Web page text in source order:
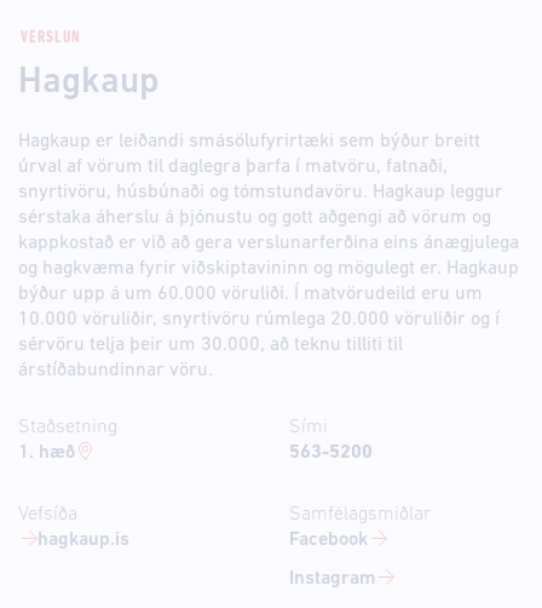
VERSLUN
Hagkaup
Hagkaup er leiðandi smásölufyrirtæki sem býður breitt
úrval af vörum til daglegra þarfa í matvöru, fatnaði,
snyrtivöru, húsbúnaði og tómstundavöru. Hagkaup leggur
sérstaka áherslu á þjónustu og gott aðgengi að vörum og
kappkostað er við að gera verslunarferðina eins ánægjulega
og hagkvæma fyrir viðskiptavininn og mögulegt er. Hagkaup
býður upp á um 60.000 vöruliði. Í matvörudeild eru um
10.000 vöruliðir, snyrtivöru rúmlega 20.000 vöruliðir og í
sérvöru telja þeir um 30.000, að teknu tilliti til
árstíðabundinnar vöru.
Staðsetning
1. hæð
Vefsíða
hagkaup.is
Sími
563-5200
Samfélagsmiðlar
Facebook
Instagram